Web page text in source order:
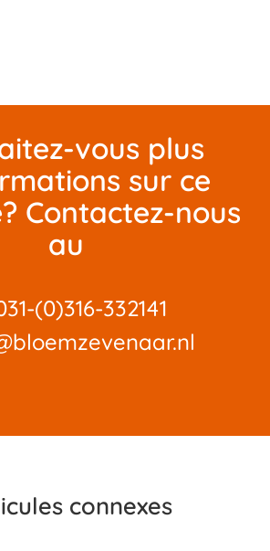
vous plus
sur ce
Contactez-nous
au
(0)316-332141
connexes